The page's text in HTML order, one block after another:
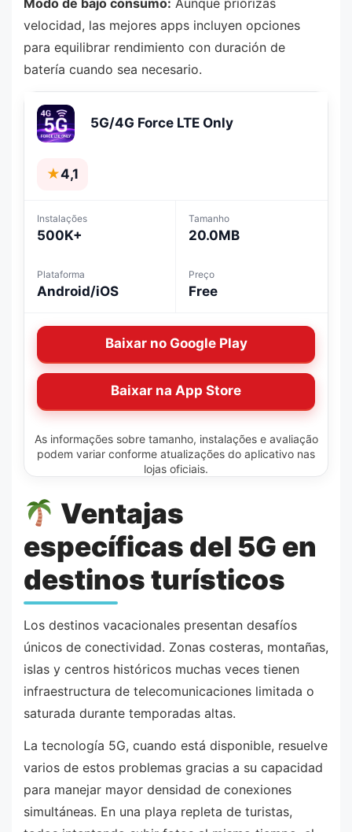
Modo de bajo consumo: Aunque priorizas
velocidad, las mejores apps incluyen opciones
para equilibrar rendimiento con duración de
batería cuando sea necesario.
5G/4G Force LTE Only
★4,1
Instalações
500K+
Tamanho
20.0MB
Plataforma
Android/iOS
Preço
Free
Baixar no Google Play
Baixar na App Store
As informações sobre tamanho, instalações e avaliação
podem variar conforme atualizações do aplicativo nas
lojas oficiais.
Ventajas
específicas del 5G en
destinos turísticos
Los destinos vacacionales presentan desafíos
únicos de conectividad. Zonas costeras, montañas,
islas y centros históricos muchas veces tienen
infraestructura de telecomunicaciones limitada o
saturada durante temporadas altas.
La tecnología 5G, cuando está disponible, resuelve
varios de estos problemas gracias a su capacidad
para manejar mayor densidad de conexiones
simultáneas. En una playa repleta de turistas,